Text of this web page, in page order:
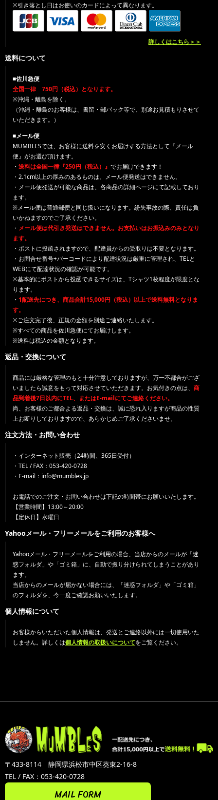
※引き落とし日はお使いのカードによって異なります。
詳しくはこちら＞＞
送料について
■佐川急便
全国一律 750円（税込）となります。
※沖縄・離島を除く。
（沖縄・離島のお客様は、書留・郵パック等で、別途お見積もりさせて
いただきます。）
■メール便
MUMBLESでは、お客様に送料を安くお届けする方法として『メール
便』がお選び頂けます。
・ 送料は全国一律『250円（税込）』 でお届けできます！
・2.1cm以上の厚みのあるものは、メール便発送はできません。
・メール便発送が可能な商品は、各商品の詳細ページにて記載しており
ます。
※メール便は普通郵便と同じ扱いになります。紛失事故の際、責任は負
いかねますのでご了承ください。
・ メール便は代引き発送はできません。お支払いはお振込みのみとなり
ます。
・ポストに投函されますので、配達員からの受取りは不要となります。
・お問合せ番号+バーコードにより配達状況は厳重に管理され、TELと
WEBにて配達状況の確認が可能です。
※基本的にポストから投函できるサイズは、Tシャツ1枚程度が限度とな
ります。
・ 1配送先につき、商品合計15,000円（税込）以上で送料無料となりま
す。
※ご注文完了後、正規の金額を別途ご連絡いたします。
※すべての商品を佐川急便にてお届けします。
※送料は税込の金額となります。
返品・交換について
商品には厳格な管理のもと十分注意しておりますが、万一不都合がござ
いましたら誠意をもって対応させていただきます。お気付きの点は、 商
品到着後7日以内にTEL、またはE-mailにてご連絡ください。
尚、お客様のご都合よる返品・交換は、誠に恐れ入りますが商品の性質
上お断りしておりますので、あらかじめご了承くださいませ。
注文方法・お問い合わせ
・インターネット販売（24時間、365日受付）
・TEL / FAX：053-420-0728
・E-mail：info@mumbles.jp
お電話でのご注文・お問い合わせは下記の時間帯にお願いいたします。
【営業時間】13:00～20:00
【定休日】水曜日
Yahooメール・フリーメールをご利用のお客様へ
Yahooメール・フリーメールをご利用の場合、当店からのメールが「迷
惑フォルダ」や「ゴミ箱」に、自動で振り分けられてしまうことがあり
ます。
当店からのメールが届かない場合には、「迷惑フォルダ」や「ゴミ箱」
のフォルダを、今一度ご確認お願いいたします。
個人情報について
お客様からいただいた個人情報は、発送とご連絡以外には一切使用いた
しません。詳しくは個人情報の取扱いについてをご覧ください。
〒433-8114 静岡県浜松市中区葵東2-16-8
TEL / FAX：053-420-0728
MAIL FORM